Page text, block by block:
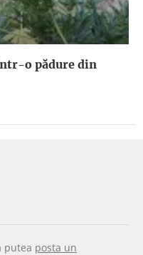
o pădure din
putea posta un